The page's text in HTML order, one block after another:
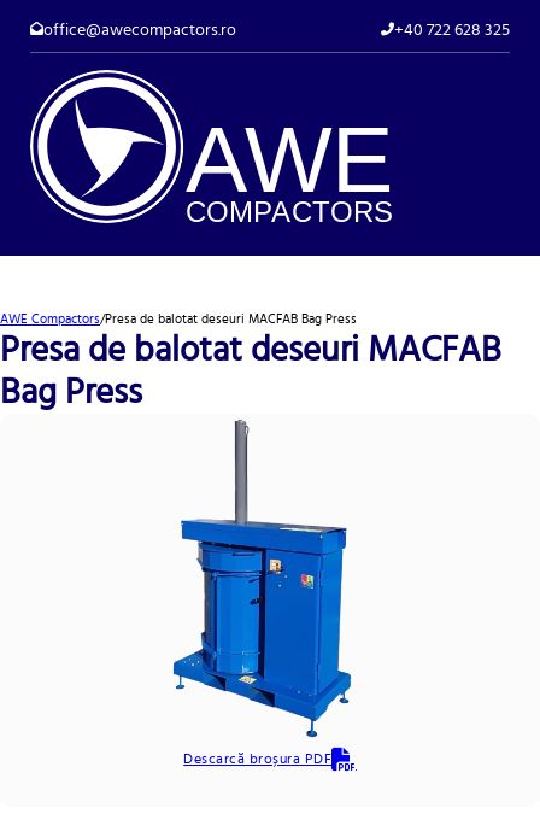
office@awecompactors.ro +40 722 628 325
A WE
COMP ACTORS
AWE Compactors/Presa de balotat deseuri MACFAB Bag Press
Presa de balotat deseuri MACFAB
Bag Press
Descarcă broșura PDF